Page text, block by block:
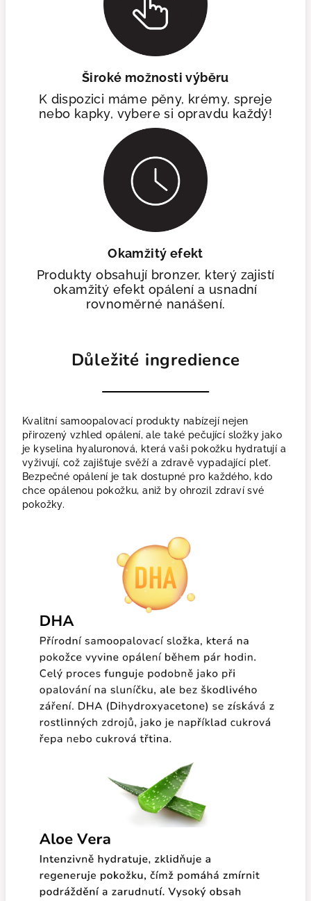
Široké možnosti výběru
K dispozici máme pěny, krémy, spreje
nebo kapky, vybere si opravdu každý!
Okamžitý efekt
Produkty obsahují bronzer, který zajistí
okamžitý efekt opálení a usnadní
rovnoměrné nanášení.
Důležité ingredience
Kvalitní samoopalovací produkty nabízejí nejen
přirozený vzhled opálení, ale také pečující složky jako
je kyselina hyaluronová, která vaši pokožku hydratují a
vyživují, což zajišťuje svěží a zdravě vypadající pleť.
Bezpečné opálení je tak dostupné pro každého, kdo
chce opálenou pokožku, aniž by ohrozil zdraví své
pokožky.